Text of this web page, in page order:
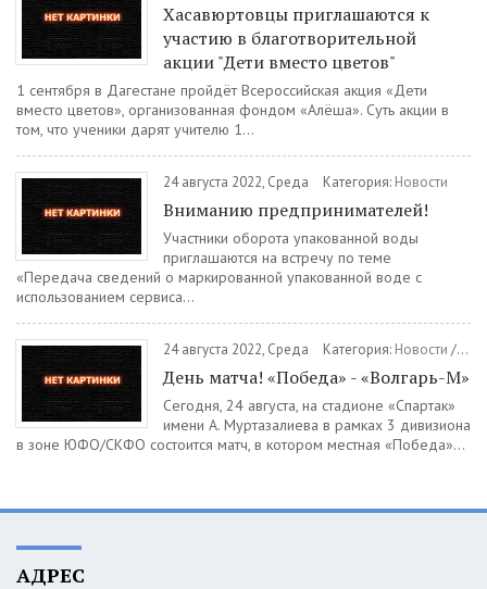
Хасавюртовцы приглашаются к
участию в благотворительной
акции "Дети вместо цветов"
1 сентября в Дагестане пройдёт Всероссийская акция «Дети
вместо цветов», организованная фондом «Алёша». Суть акции в
том, что ученики дарят учителю 1...
24 августа 2022, Среда Категория: Новости
Вниманию предпринимателей!
Участники оборота упакованной воды
приглашаются на встречу по теме
«Передача сведений о маркированной упакованной воде с
использованием сервиса...
24 августа 2022, Среда Категория: Новости /
День матча! «Победа» - «Волгарь-М»
Сегодня, 24 августа, на стадионе «Спартак»
имени А. Муртазалиева в рамках 3 дивизиона
в зоне ЮФО/СКФО состоится матч, в котором местная «Победа»...
АДРЕС